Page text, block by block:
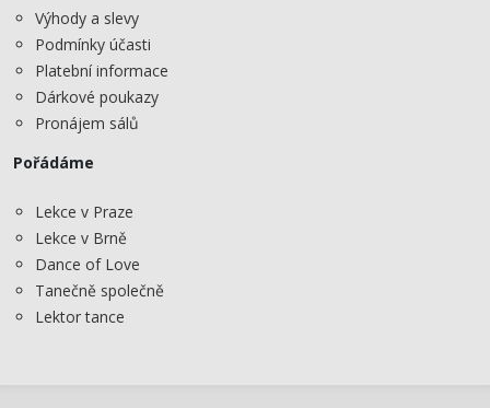
Výhody a slevy
Podmínky účasti
Platební informace
Dárkové poukazy
Pronájem sálů
Pořádáme
Lekce v Praze
Lekce v Brně
Dance of Love
Tanečně společně
Lektor tance